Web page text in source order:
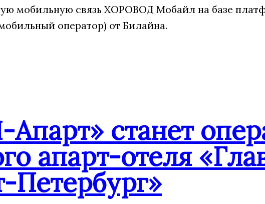
мобильную связь ХОРОВОД Мобайл на базе
оператор) от Билайна.
станет
апарт-отеля
Петербург»